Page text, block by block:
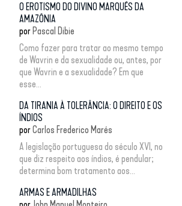
O EROTISMO DO DIVINO MARQUÊS DA
AMAZÔNIA
por Pascal Dibie
Como fazer para tratar ao mesmo tempo
de Wavrin e da sexualidade ou, antes, por
que Wavrin e a sexualidade? Em que
esse...
DA TIRANIA À TOLERÂNCIA: O DIREITO E OS
ÍNDIOS
porCarlos Frederico Marés
A legislação portuguesa do século XVI, no
que diz respeito aos índios, é pendular;
determina bom tratamento aos...
ARMAS E ARMADILHAS